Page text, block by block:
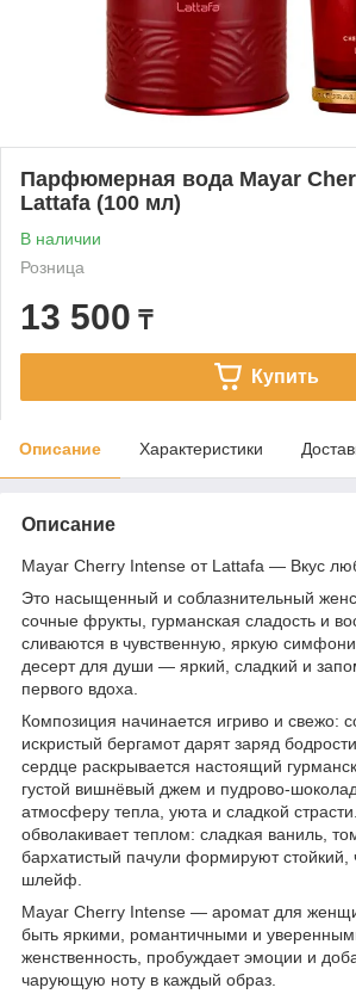
Парфюмерная вода Mayar
Lattafa (100 мл)
В наличии
Розница
13 500 ₸
Купить
Описание Характеристики
Описание
Mayar Cherry Intense от Lattafa — Вкус
Это насыщенный и соблазнительный
сочные фрукты, гурманская сладость и
сливаются в чувственную, яркую
десерт для души — яркий, сладкий и
первого вдоха.
Композиция начинается игриво и свежо:
искристый бергамот дарят заряд
сердце раскрывается настоящий
густой вишнёвый джем и пудрово-
атмосферу тепла, уюта и сладкой
обволакивает теплом: сладкая ваниль,
бархатистый пачули формируют стойкий,
шлейф.
Mayar Cherry Intense — аромат для
быть яркими, романтичными и
женственность, пробуждает эмоции и
чарующую ноту в каждый образ.